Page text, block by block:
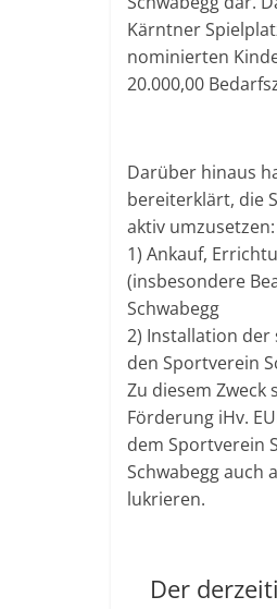
Kärntner
nominierten
20.000,00
Darüber hinaus
bereiterklärt, die
aktiv umzusetzen:
1) Ankauf,
(insbesondere
Schwabegg
2) Installation der
den Sportverein
Zu diesem Zweck
Förderung iHv.
dem Sportverein
Schwabegg auch
lukrieren.
Der